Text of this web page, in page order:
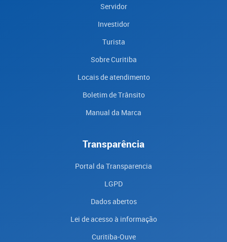
Servidor
Investidor
Turista
Sobre Curitiba
Locais de atendimento
Boletim de Trânsito
Manual da Marca
Transparência
Portal da Transparencia
LGPD
Dados abertos
Lei de acesso à informação
Curitiba-Ouve